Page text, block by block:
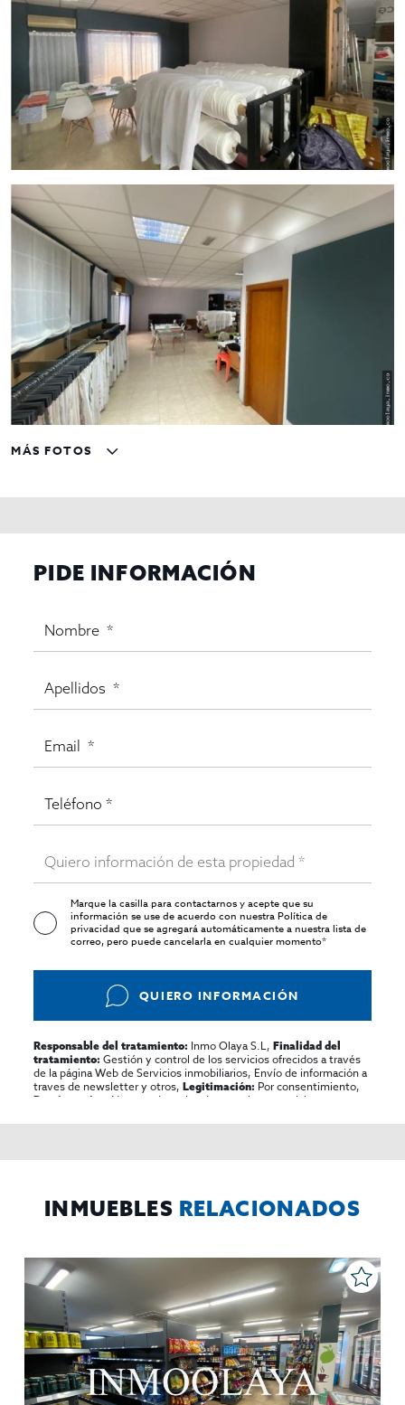
MÁS FOTOS
PIDE INFORMACIÓN
Marque la casilla para contactarnos y acepte que su
información se use de acuerdo con nuestraPolítica de
privacidadque se agregará automáticamente a nuestra lista de
correo, pero puede cancelarla en cualquier momento*
QUIERO INFORMACIÓN
Responsable del tratamiento: Inmo Olaya S.L,Finalidad del
tratamiento: Gestión y control de los servicios ofrecidos a través
de la página Web de Servicios inmobiliarios, Envío de información a
traves de newsletter y otros,Legitimación: Por consentimiento,
Destinatarios:
No se cederan los datos, salvo para elaborar
rectificar y suprimir los datos, solicitar la portabilidad de los
INMUEBLES RELACIONADOS